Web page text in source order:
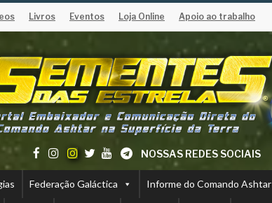
Livros Eventos Loja Online Apoio ao trabalho
NOSSAS REDES SOCIAIS
Federação Galáctica Informe do Comando Ashtar